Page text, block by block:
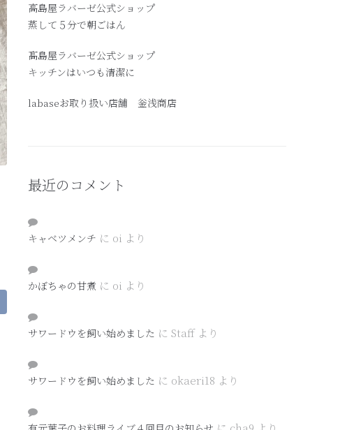
高島屋ラバーゼ公式ショップ
蒸して５分で朝ごはん
髙島屋ラバーゼ公式ショップ
キッチンはいつも清潔に
labaseお取り扱い店舗 釡浅商店
最近のコメント
キャベツメンチ に oi より
かぼちゃの甘煮 に oi より
サワードウを飼い始めました に Staffより
サワードウを飼い始めました に okaeri18 より